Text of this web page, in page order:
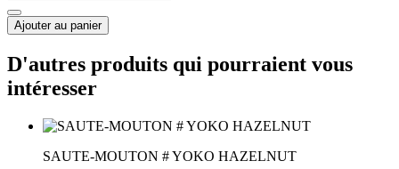
Ajouter au panier
D'autres produits qui pourraient vous
intéresser
SAUTE-MOUTON # YOKO HAZELNUT